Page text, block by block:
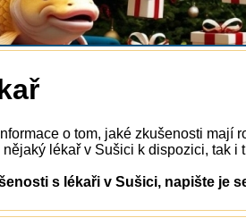
o tom, jaké zkušenosti mají
lékař v Sušici k dispozici, tak i
s lékaři v Sušici, napište je